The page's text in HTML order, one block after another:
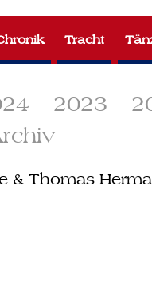
2023
Tracht
& Thomas